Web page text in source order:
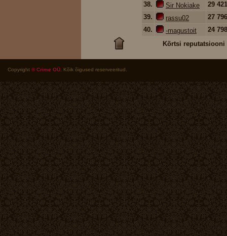
38.
Sir Nokiake
29
39.
rassu02
27
40.
-magustoit
24
Kõrtsi reputatsiooni
Copyright © Crime OÜ . Kõik õigused reserveeritud.